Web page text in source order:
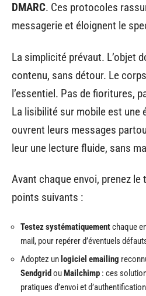
DMARC. Ces protocoles
messagerie et éloignent le
La simplicité prévaut. L’objet
contenu, sans détour. Le
l’essentiel. Pas de fioritures,
La lisibilité sur mobile est une
ouvrent leurs messages
leur une lecture fluide, sans
Avant chaque envoi, prenez le
points suivants :
Testez systématiquementchaque
mail, pour repérer d’éventuels
Adoptez un logiciel emailing
Sendgrid ouMailchimp : ces
pratiques d’envoi et